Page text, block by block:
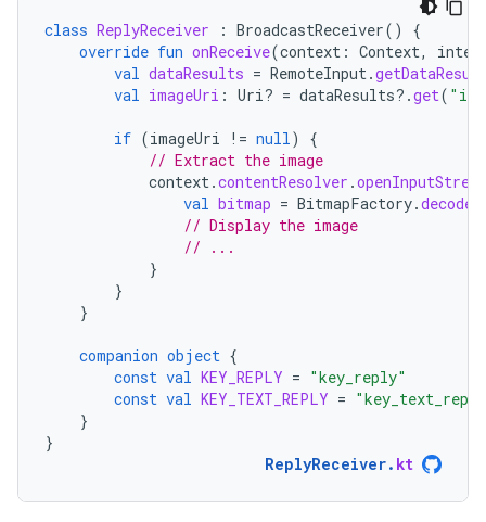
class ReplyReceiver : BroadcastReceiver()
{
override fun onReceive(context : Context,
val dataResults = RemoteInput .
val imageUri : Uri? = dataResults?.get(
if (imageUri != null )
{
// Extract the image
context .contentResolver .
val bitmap = BitmapFactory.
// Display the image
// ...
}
}
}
companion object {
const val KEY_REPLY = "key_reply"
const val KEY_TEXT_REPLY =
}
}
ReplyReceiver. kt